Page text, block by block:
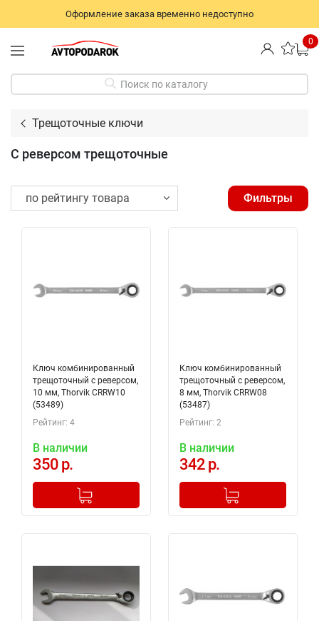
Оформление заказа временно недоступно
0
Поиск по каталогу
Трещоточные ключи
С реверсом трещоточные
Фильтры
Ключ комбинированный
трещоточный с реверсом,
10 мм, Thorvik CRRW10
(53489)
Рейтинг: 4
В наличии
350 р.
+
Добавлено в корзину
Ключ комбинированный
трещоточный с реверсом,
8 мм, Thorvik CRRW08
(53487)
Рейтинг: 2
В наличии
342 р.
+
Добавлено в корзину